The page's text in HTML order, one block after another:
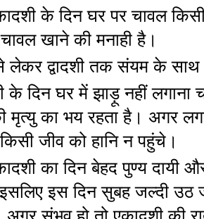
के दिन घर पर चावल
खाने की मनाही है।
लेकर द्वादशी तक संयम के साथ
के दिन घर में झाड़ू नहीं लगाना
मृत्यु का भय रहता है। अगर
जीव को हानि न पहुंचे।
का दिन बेहद पुण्य दायी
इसलिए इस दिन सुबह जल्दी उठ